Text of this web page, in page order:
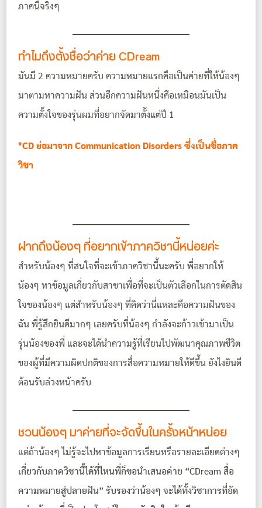
ภาคนี้จริงๆ
ทำไมถึงตั้งชื่อว่าค่าย CDream
มันมี 2 ความหมายครับ ความหมายแรกคือเป็นค่ายที่ให้น้องๆ
มาตามหาความฝัน ส่วนอีกความฝันหนึ่งคือเหมือนมันเป็น
ความตั้งใจของรุ่นผมที่อยากจัดมาตั้งแต่ปี 1
*CD ย่อมาจาก Communication Disorders ซึ่งเป็นชื่อภาค
วิชา
ฝากถึงน้องๆ ที่อยากเข้าภาควิชานี้หน่อยค่ะ
สำหรับน้องๆ ที่สนใจที่จะเข้าภาควิชานี้นะครับ พี่อยากให้
น้องๆ หาข้อมูลเกี่ยวกับสาขาเพื่อที่จะเป็นตัวเลือกในการตัดสิน
ใจของน้องๆ แต่สำหรับน้องๆ ที่คิดว่านี่แหละคือความฝันของ
ฉัน พี่รู้สึกยินดีมากๆ เลยครับที่น้องๆ กำลังจะก้าวเข้ามาเป็น
รุ่นน้องของพี่ และจะได้นำความรู้ที่เรียนไปพัฒนาคุณภาพชีวิต
ของผู้ที่มีความผิดปกติของการสื่อความหมายให้ดีขึ้น ยังไงยินดี
ต้อนรับล่วงหน้าครับ
ชวนน้องๆ มาค่ายที่จะจัดขึ้นในครั้งหน้าหน่อย
แต่ถ้าน้องๆ ไม่รู้จะไปหาข้อมูลการเรียนหรือรายละเอียดต่างๆ
เกี่ยวกับภาควิชานี้ได้ที่ไหนพี่ก็ขอนำเสนอค่าย “CDream สื่อ
ความหมายสู่ปลายฝัน” รับรองว่าน้องๆ จะได้ทั้งวิชาการที่อัด